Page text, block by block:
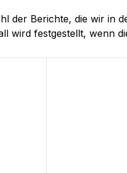
der Berichte, die wir in
wird festgestellt, wenn